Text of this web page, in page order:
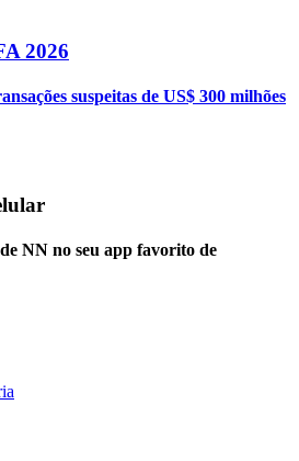
2026
suspeitas de US$ 300 milhões
NN no seu app favorito de